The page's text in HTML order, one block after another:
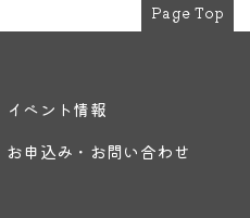
Page Top
イベント情報
お申込み・お問い合わせ